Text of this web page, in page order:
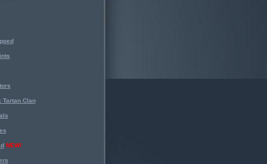
Tartan Clan
NEW!